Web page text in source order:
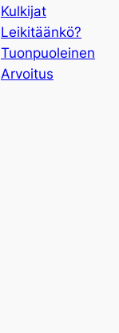
Kulkijat
Leikitäänkö?
Tuonpuoleinen
Arvoitus